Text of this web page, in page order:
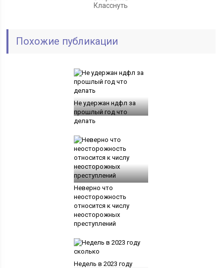
Класснуть
Похожие публикации
Не удержан ндфл за
прошлый год что
делать
Неверно что
неосторожность
относится к числу
неосторожных
преступлений
Недель в 2023 году